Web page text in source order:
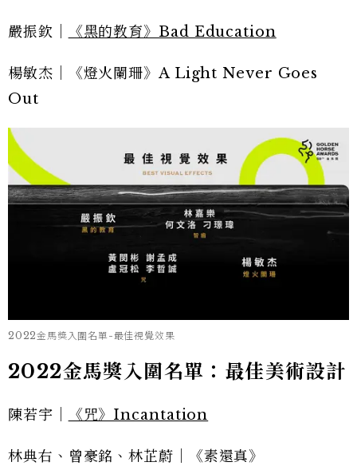
嚴振欽｜ 《黑的教育》Bad Education
楊敏杰｜《燈火闌珊》A Light Never Goes
Out
2022金馬獎入圍名單-最佳視覺效果
2022金馬獎入圍名單：最佳美術設計
陳若宇｜ 《咒》Incantation
林典右、曾豪銘、林芷蔚｜《素還真》